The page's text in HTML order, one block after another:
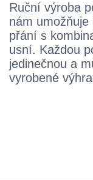
Ruční výroba
nám
přání s
usní. Každou
jedinečnou a
vyrobené